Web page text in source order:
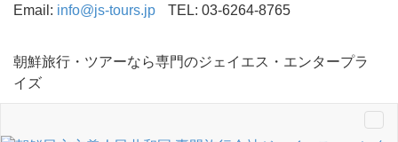
Email: info@js-tours.jp TEL: 03-6264-8765
朝鮮旅行・ツアーなら専門のジェイエス・エンタープラ
イズ